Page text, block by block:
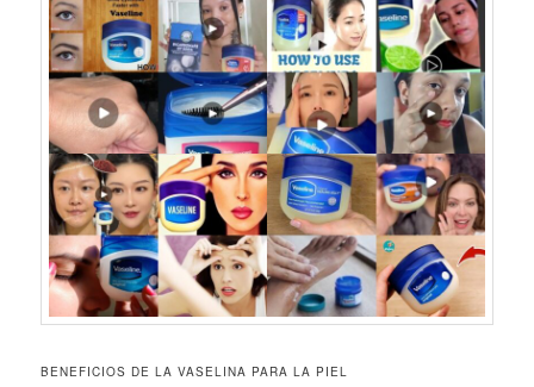
BENEFICIOS DE LA VASELINA PARA LA PIEL